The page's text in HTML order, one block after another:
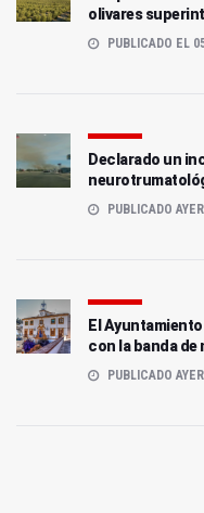
olivares
PUBLICADO EL
Declarado un
PUBLICADO
El
con la banda de
PUBLICADO